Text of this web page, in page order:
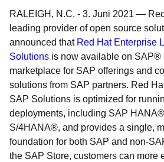
RALEIGH, N.C. - 3. Juni 2021 —
leading provider of open source
announced that Red Hat Enterprise
Solutions is now available on SAP®
marketplace for SAP offerings and
solutions from SAP partners. Red
SAP Solutions is optimized for
deployments, including SAP
S/4HANA®, and provides a single,
foundation for both SAP and non-
the SAP Store, customers can more